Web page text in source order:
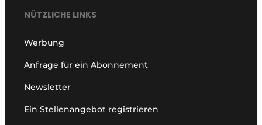
NÜTZLICHE LINKS
Werbung
Anfrage für ein Abonnement
Newsletter
Ein Stellenangebot registrieren